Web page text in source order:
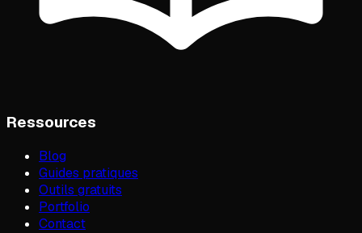
Ressources
Blog
Guides pratiques
Outils gratuits
Portfolio
Contact